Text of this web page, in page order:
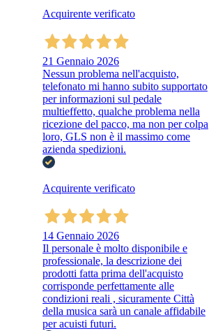
Acquirente verificato
21 Gennaio 2026
Nessun problema nell'acquisto,
telefonato mi hanno subito supportato
per informazioni sul pedale
multieffetto, qualche problema nella
ricezione del pacco, ma non per colpa
loro, GLS non è il massimo come
azienda spedizioni.
Acquirente verificato
14 Gennaio 2026
Il personale è molto disponibile e
professionale, la descrizione dei
prodotti fatta prima dell'acquisto
corrisponde perfettamente alle
condizioni reali , sicuramente Città
della musica sarà un canale affidabile
per acuisti futuri.